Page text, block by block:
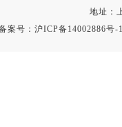
地址：
案号：沪ICP备14002886号-